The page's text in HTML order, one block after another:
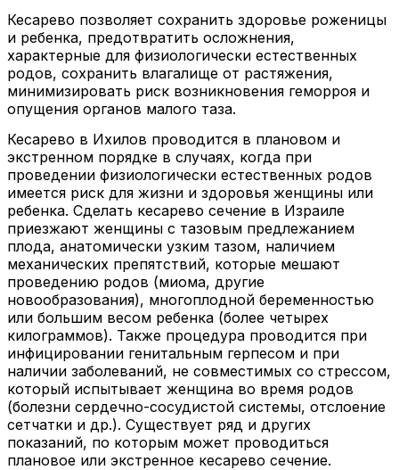
Кесарево позволяет сохранить здоровье роженицы
и ребенка, предотвратить осложнения,
характерные для физиологически естественных
родов, сохранить влагалище от растяжения,
минимизировать риск возникновения геморроя и
опущения органов малого таза.
Кесарево в Ихилов проводится в плановом и
экстренном порядке в случаях, когда при
проведении физиологически естественных родов
имеется риск для жизни и здоровья женщины или
ребенка. Сделать кесарево сечение в Израиле
приезжают женщины с тазовым предлежанием
плода, анатомически узким тазом, наличием
механических препятствий, которые мешают
проведению родов (миома, другие
новообразования), многоплодной беременностью
или большим весом ребенка (более четырех
килограммов). Также процедура проводится при
инфицировании генитальным герпесом и при
наличии заболеваний, не совместимых со стрессом,
который испытывает женщина во время родов
(болезни сердечно-сосудистой системы, отслоение
сетчатки и др.). Существует ряд и других
показаний, по которым может проводиться
плановое или экстренное кесарево сечение.